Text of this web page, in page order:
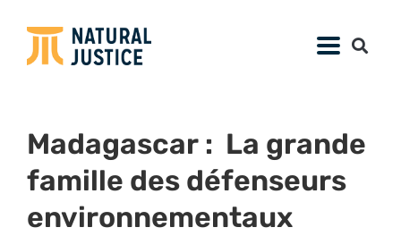
Madagascar : La grande
famille des défenseurs
environnementaux